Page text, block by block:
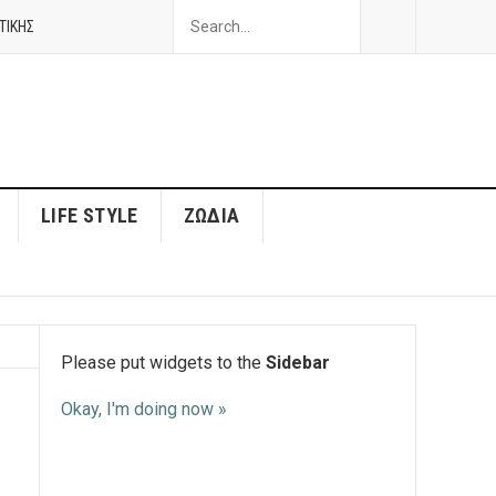
LIFE STYLE ΖΏΔΙΑ
Please put widgets to the Sidebar
Okay, I'm doing now »